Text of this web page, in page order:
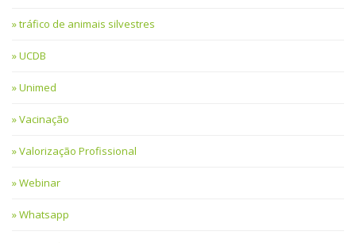
tráfico de animais silvestres
UCDB
Unimed
Vacinação
Valorização Profissional
Webinar
Whatsapp